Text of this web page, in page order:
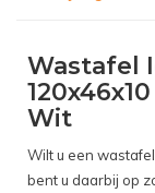
Wastafel
Wit
Wilt u een
bent u daarbij op